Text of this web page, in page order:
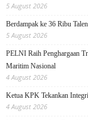
5 August 2026
Berdampak ke 36 Ribu
5 August 2026
PELNI Raih Penghargaan
Maritim Nasional
4 August 2026
Ketua KPK Tekankan
4 August 2026